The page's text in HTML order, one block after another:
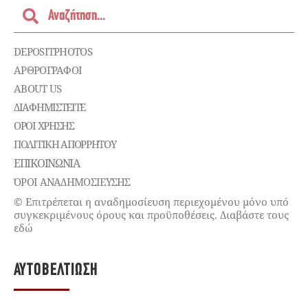
DEPOSITPHOTOS
ΑΡΘΡΟΓΡΑΦΟΙ
ABOUT US
ΔΙΑΦΗΜΙΣΤΕΊΤΕ
ΌΡΟΙ ΧΡΉΣΗΣ
ΠΟΛΙΤΙΚΉ ΑΠΟΡΡΉΤΟΥ
ΕΠΙΚΟΙΝΩΝΊΑ
ΌΡΟΙ ΑΝΑΔΗΜΟΣΙΕΥΣΗΣ
© Επιτρέπεται η αναδημοσίευση περιεχομένου μόνο υπό
συγκεκριμένους όρους και προϋποθέσεις. Διαβάστε τους
εδώ
ΑΥΤΟΒΕΛΤΊΩΣΗ